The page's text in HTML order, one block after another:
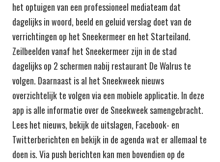
het optuigen van een professioneel mediateam dat
dagelijks in woord, beeld en geluid verslag doet van de
verrichtingen op het Sneekermeer en het Starteiland.
Zeilbeelden vanaf het Sneekermeer zijn in de stad
dagelijks op 2 schermen nabij restaurant De Walrus te
volgen. Daarnaast is al het Sneekweek nieuws
overzichtelijk te volgen via een mobiele applicatie. In deze
app is alle informatie over de Sneekweek samengebracht.
Lees het nieuws, bekijk de uitslagen, Facebook- en
Twitterberichten en bekijk in de agenda wat er allemaal te
doen is. Via push berichten kan men bovendien op de